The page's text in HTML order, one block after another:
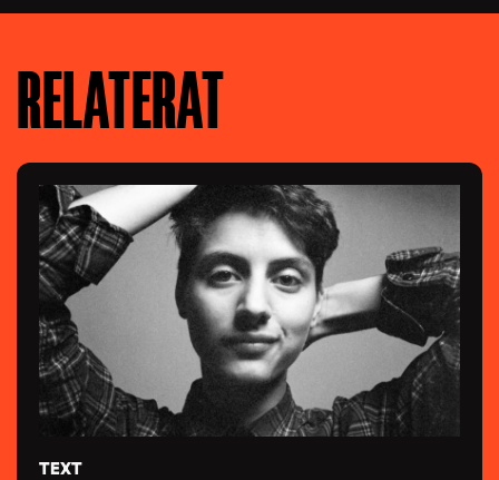
RELATERAT
TEXT